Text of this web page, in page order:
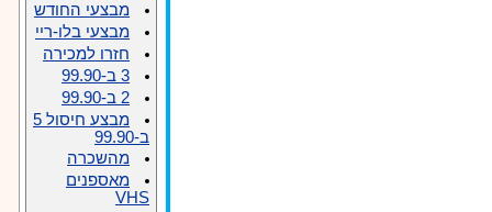
מבצעי החודש
מבצעי בלו-ריי
חזרו למכירה
3 ב-99.90
2 ב-99.90
מבצע חיסול 5
ב-99.90
מהשכרה
מאספנים
VHS